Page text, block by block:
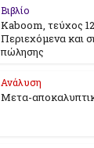
Βιβλίο
Kaboom, τεύχος
Περιεχόμενα και
πώλησης
Ανάλυση
Μετα-